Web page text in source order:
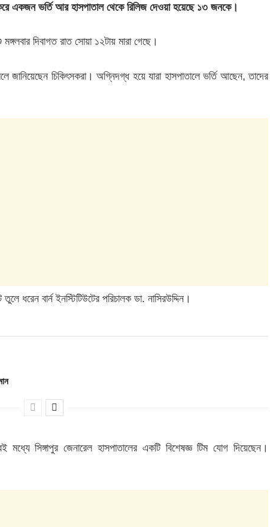
একজন ভর্তি আর হাসপাতাল থেকে রিলিজ দেওয়া হয়েছে ১৩ জনকে।
দিবাগত রাত সোয়া ১২টায় মারা গেছে।
জানিয়েছেন চিকিৎসকরা। অগ্নিদগ্ধ হয়ে যারা হাসপাতালে ভর্তি আছেন, তাদের
ধরেন বার্ন ইনস্টিটিউটের পরিচালক ডা. নাসিরউদ্দিন।
সিঙ্গাপুর জেনারেল হাসপাতালের একটি বিশেষজ্ঞ টিম যোগ দিয়েছেন।